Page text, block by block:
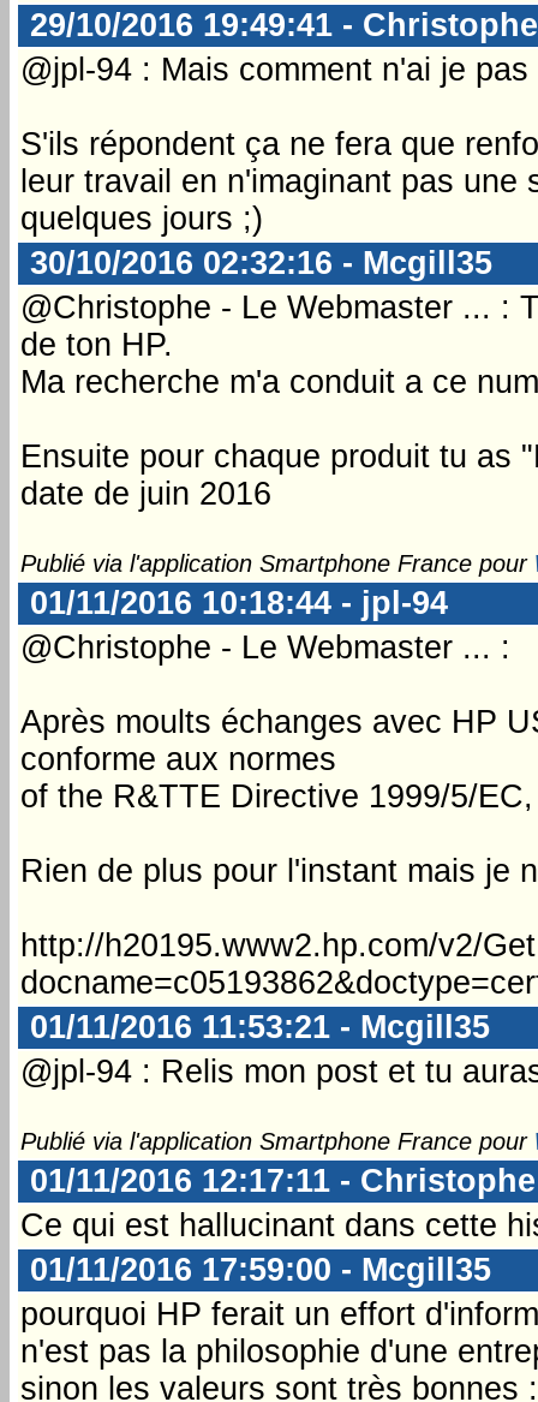
29/10/2016 19:49:41 -
@jpl-94 : Mais comment n'ai je
S'ils répondent ça ne fera que
leur travail en n'imaginant pas
quelques jours ;)
30/10/2016 02:32:16 - Mcgill35
@Christophe - Le Webmaster ... :
de ton HP.
Ma recherche m'a conduit a ce
Ensuite pour chaque produit tu as
date de juin 2016
Publié via l'application Smartphone France pour
01/11/2016 10:18:44 - jpl-94
@Christophe - Le Webmaster ... :
Après moults échanges avec HP
conforme aux normes
of the R&TTE Directive 1999/5/
Rien de plus pour l'instant mais je
http://h20195.www2.hp.com/v2/
01/11/2016 11:53:21 - Mcgill35
@jpl-94 : Relis mon post et tu
Publié via l'application Smartphone France pour
01/11/2016 12:17:11 -
Ce qui est hallucinant dans cette
01/11/2016 17:59:00 - Mcgill35
pourquoi HP ferait un effort
n'est pas la philosophie d'une
sinon les valeurs sont très bonnes